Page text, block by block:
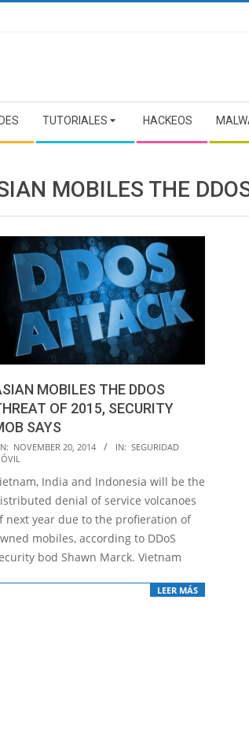
TUTORIALES HACKEOS
MOBILES THE
MOBILES THE DDOS
OF 2015, SECURITY
SAYS
NOVEMBER 20, 2014 IN: SEGURIDAD
India and Indonesia will be the
denial of service volcanoes
next year due to the profieration of
mobiles, according to DDoS
bod Shawn Marck. Vietnam
LEER MÁS